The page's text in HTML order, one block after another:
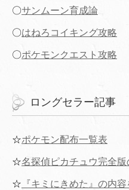
〇サンムーン育成論
〇はねろコイキング攻略
〇ポケモンクエスト攻略
ロングセラー記事
☆ポケモン配布一覧表
☆名探偵ピカチュウ完全
☆ 『キミにきめた』の内